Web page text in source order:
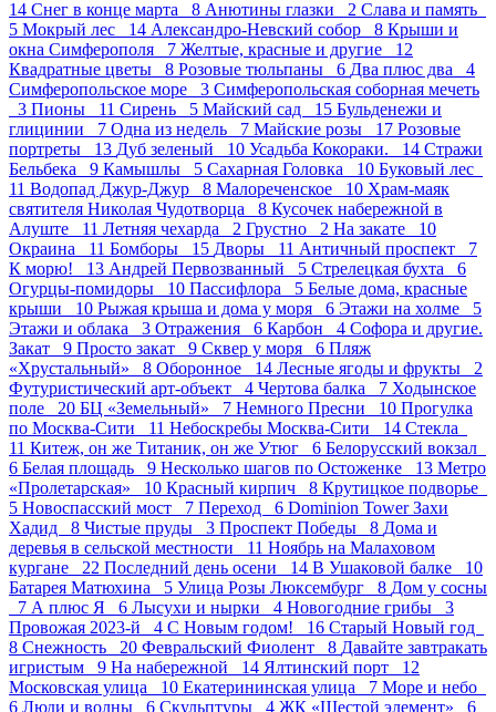
14 Снег в конце марта 8 Анютины глазки 2 Слава и память
5 Мокрый лес 14 Александро-Невский собор 8 Крыши и
окна Симферополя 7 Желтые, красные и другие 12
Квадратные цветы 8 Розовые тюльпаны 6 Два плюс два 4
Симферопольское море 3 Симферопольская соборная мечеть
3 Пионы 11 Сирень 5 Майский сад 15 Бульденежи и
глицинии 7 Одна из недель 7 Майские розы 17 Розовые
портреты 13 Дуб зеленый 10 Усадьба Кокораки. 14 Стражи
Бельбека 9 Камышлы 5 Сахарная Головка 10 Буковый лес
11 Водопад Джур-Джур 8 Малореченское 10 Храм-маяк
святителя Николая Чудотворца 8 Кусочек набережной в
Алуште 11 Летняя чехарда 2 Грустно 2 На закате 10
Окраина 11 Бомборы 15 Дворы 11 Античный проспект 7
К морю! 13 Андрей Первозванный 5 Стрелецкая бухта 6
Огурцы-помидоры 10 Пасcифлора 5 Белые дома, красные
крыши 10 Рыжая крыша и дома у моря 6 Этажи на холме 5
Этажи и облака 3 Отражения 6 Карбон 4 Софора и другие.
Закат 9 Просто закат 9 Сквер у моря 6 Пляж
«Хрустальный» 8 Оборонное 14 Лесные ягоды и фрукты 2
Футуристический арт-объект 4 Чертова балка 7 Ходынское
поле 20 БЦ «Земельный» 7 Немного Пресни 10 Прогулка
по Москва-Сити 11 Небоскребы Москва-Сити 14 Стекла
11 Китеж, он же Титаник, он же Утюг 6 Белорусский вокзал
6 Белая площадь 9 Несколько шагов по Остоженке 13 Метро
«Пролетарская» 10 Красный кирпич 8 Крутицкое подворье
5 Новоспасский мост 7 Переход 6 Dominion Tower Захи
Хадид 8 Чистые пруды 3 Проспект Победы 8 Дома и
деревья в сельской местности 11 Ноябрь на Малаховом
кургане 22 Последний день осени 14 В Ушаковой балке 10
Батарея Матюхина 5 Улица Розы Люксембург 8 Дом у сосны
7 А плюс Я 6 Лысухи и нырки 4 Новогодние грибы 3
Провожая 2023-й 4 С Новым годом! 16 Старый Новый год
8 Снежность 20 Февральский Фиолент 8 Давайте завтракать
игристым 9 На набережной 14 Ялтинский порт 12
Московская улица 10 Екатерининская улица 7 Море и небо
6 Люди и волны 6 Скульптуры 4 ЖК «Шестой элемент» 6